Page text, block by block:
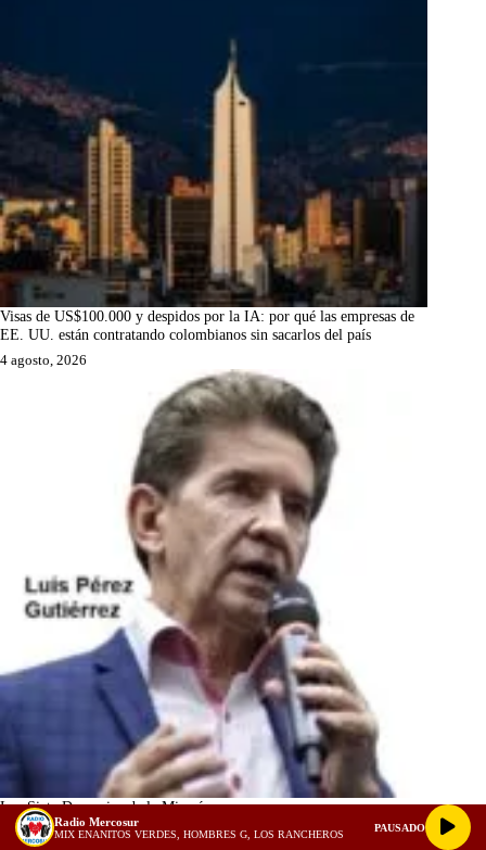
Visas de US$100.000 y despidos por la IA: por qué las empresas de
EE. UU. están contratando colombianos sin sacarlos del país
4 agosto, 2026
Los Siete Demonios de la Minería
2 agosto, 2026
Radio Mercosur
MIX ENANITOS VERDES, HOMBRES G, LOS RANCHEROS
PAUSADO